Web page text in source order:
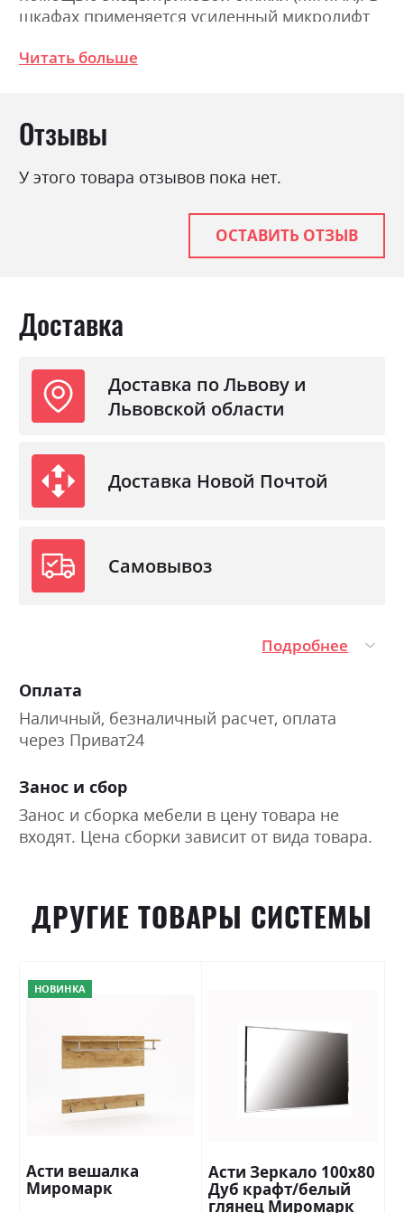
шкафах применяется усиленный микролифт
Высота 199.0см, Глубина 40.0см.
Цвет (Фасад):
Цвет (Корпус):
дуб крафт
мінімалізм, модерн
Читать больше
Отзывы
У этого товара отзывов пока нет.
ОСТАВИТЬ ОТЗЫВ
Доставка
Доставка по Львову и
Львовской области
Доставка Новой Почтой
Самовывоз
Подробнее
Оплата
Наличный, безналичный расчет, оплата
через Приват24
Занос и сбор
Занос и сборка мебели в цену товара не
входят. Цена сборки зависит от вида товара.
ДРУГИЕ ТОВАРЫ СИСТЕМЫ
НОВИНКА
Асти вешалка
Миромарк
Асти Зеркало 100х80
Дуб крафт/белый
глянец Миромарк